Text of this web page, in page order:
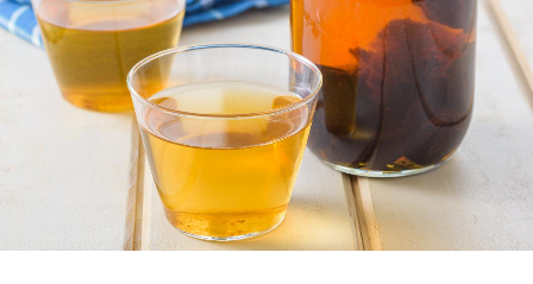
お酢ドリンク ぽん酢
みりん風・料理酒 鍋用調味料
つゆ たれ
ブランド・スペシャルサイト
ブランド・スペシャルサイト トップ
商品ブランドサイト
Fibee（ファイビー）
くらしプラ酢
カンタン酢
企業情報
国内事業概要
ミツカングループについて